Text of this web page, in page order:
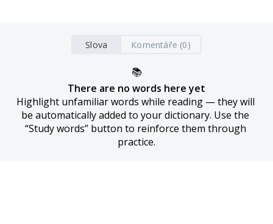
Slova Komentáře (0)
📚
There are no words here yet
Highlight unfamiliar words while reading — they will
be automatically added to your dictionary. Use the
“Study words” button to reinforce them through
practice.